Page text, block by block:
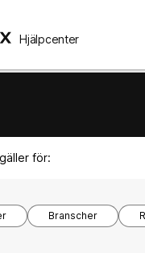
Hjälpcenter
för:
Branscher